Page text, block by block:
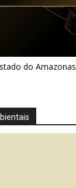
do Amazonas